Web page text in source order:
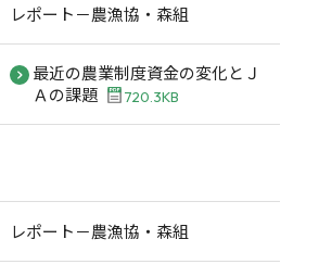
レポート－農漁協・森組
最近の農業制度資金の変化とＪ
Ａの課題
720.3KB
レポート－農漁協・森組